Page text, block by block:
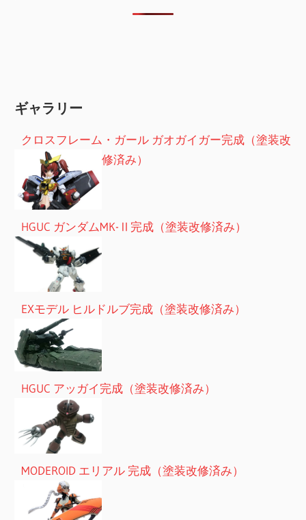
ギャラリー
クロスフレーム・ガール ガオガイガー完成（塗装改
修済み）
HGUC ガンダムMK-Ⅱ完成（塗装改修済み）
EXモデル ヒルドルブ完成（塗装改修済み）
HGUC アッガイ完成（塗装改修済み）
MODEROID エリアル 完成（塗装改修済み）